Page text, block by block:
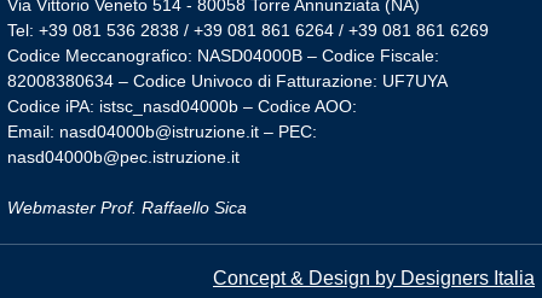
Via Vittorio Veneto 514 - 80058 Torre Annunziata (NA)
Tel: +39 081 536 2838 / +39 081 861 6264 / +39 081 861 6269
Codice Meccanografico: NASD04000B – Codice Fiscale:
82008380634 – Codice Univoco di Fatturazione: UF7UYA
Codice iPA: istsc_nasd04000b – Codice AOO:
Email: nasd04000b@istruzione.it – PEC:
nasd04000b@pec.istruzione.it
Webmaster Prof. Raffaello Sica
Concept & Design by Designers Italia